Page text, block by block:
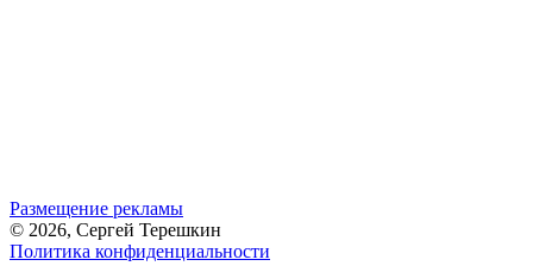
Размещение рекламы
© 2026, Сергей Терешкин
Политика конфиденциальности